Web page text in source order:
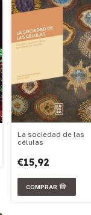
La sociedad de las
células
€15,92